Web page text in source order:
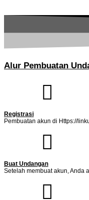
Alur Pembuatan
Registrasi
Pembuatan akun di Https://
Buat Undangan
Setelah membuat akun, Anda